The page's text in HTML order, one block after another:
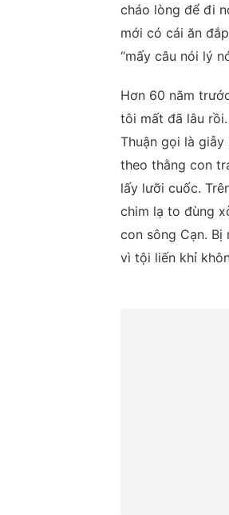
cháo lòng để đi
mới có cái ăn
“mấy câu nói lý
Hơn 60 năm
tôi mất đã lâu
Thuận gọi là
theo thằng con
lấy lưỡi cuốc.
chim lạ to đùng
con sông Cạn.
vì tội liến khỉ